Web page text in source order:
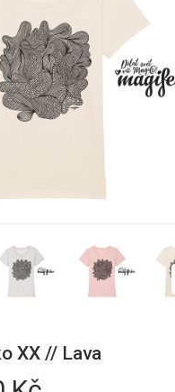
XX // Lava